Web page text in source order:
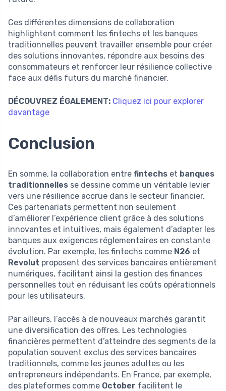
Ces différentes dimensions de collaboration
highlightent comment les fintechs et les banques
traditionnelles peuvent travailler ensemble pour créer
des solutions innovantes, répondre aux besoins des
consommateurs et renforcer leur résilience collective
face aux défis futurs du marché financier.
DÉCOUVREZ ÉGALEMENT: Cliquez ici pour explorer
davantage
Conclusion
En somme, la collaboration entre fintechs et banques
traditionnelles se dessine comme un véritable levier
vers une résilience accrue dans le secteur financier.
Ces partenariats permettent non seulement
d’améliorer l’expérience client grâce à des solutions
innovantes et intuitives, mais également d’adapter les
banques aux exigences réglementaires en constante
évolution. Par exemple, les fintechs comme N26 et
Revolut proposent des services bancaires entièrement
numériques, facilitant ainsi la gestion des finances
personnelles tout en réduisant les coûts opérationnels
pour les utilisateurs.
Par ailleurs, l’accès à de nouveaux marchés garantit
une diversification des offres. Les technologies
financières permettent d’atteindre des segments de la
population souvent exclus des services bancaires
traditionnels, comme les jeunes adultes ou les
entrepreneurs indépendants. En France, par exemple,
des plateformes comme October facilitent le